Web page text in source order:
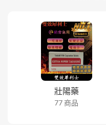
壯陽藥
77 商品